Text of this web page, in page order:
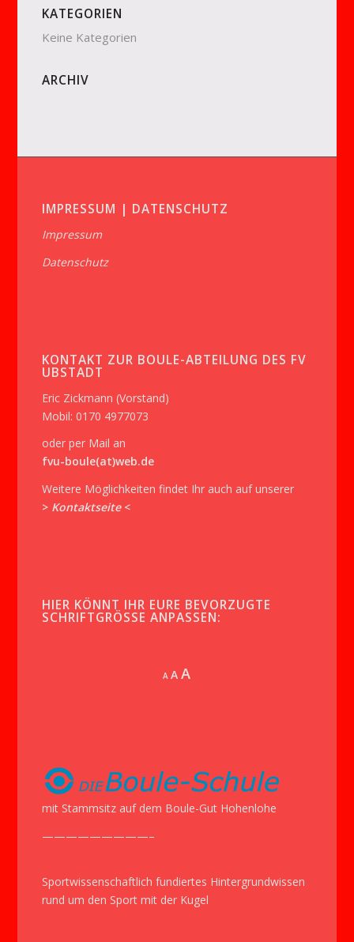
KATEGORIEN
Keine Kategorien
ARCHIV
IMPRESSUM | DATENSCHUTZ
Impressum
Datenschutz
KONTAKT ZUR BOULE-ABTEILUNG DES FV
UBSTADT
Eric Zickmann (Vorstand)
Mobil: 0170 4977073
oder per Mail an
fvu-boule(at)web.de
Weitere Möglichkeiten findet Ihr auch auf unserer
> Kontaktseite <
HIER KÖNNT IHR EURE BEVORZUGTE
SCHRIFTGRÖSSE ANPASSEN:
A Decrease
AReset
AIncrease
mit Stammsitz auf dem Boule-Gut Hohenlohe
—————————–
Sportwissenschaftlich fundiertes Hintergrundwissen
rund um den Sport mit der Kugel